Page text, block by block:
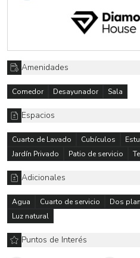
Amenidades
Comedor Desayunador Sala
Espacios
Cuarto de Lavado Cubículos
Jardín Privado
Patio de servicio
Adicionales
Agua Cuarto de servicio Dos
Luz natural
Puntos de Interés